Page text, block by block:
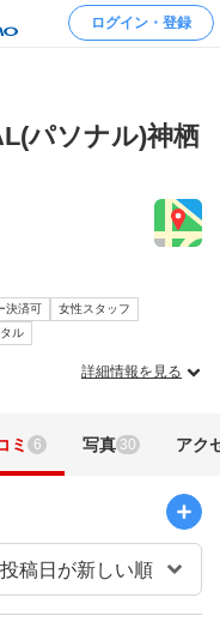
ログイン・登録
パソナル)神栖
決済可
女性スタッフ
ル
詳細情報を見る
ミ 6 写真 30 アク